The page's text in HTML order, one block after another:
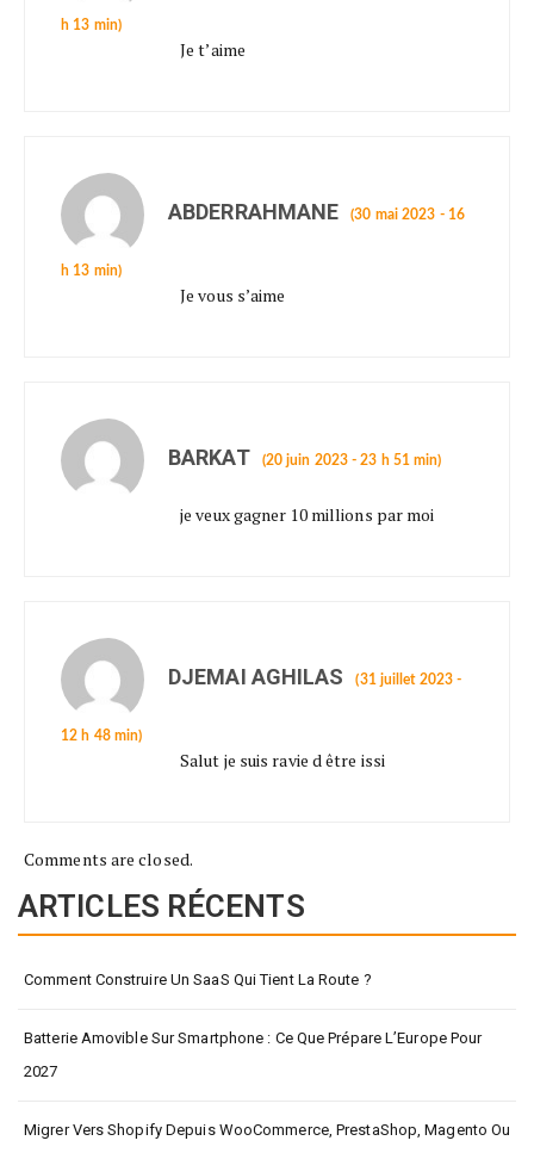
h 13 min)
Je t’aime
ABDERRAHMANE (30 mai 2023 - 16
h 13 min)
Je vous s’aime
BARKAT (20 juin 2023 - 23 h 51 min)
je veux gagner 10 millions par moi
DJEMAI AGHILAS (31 juillet 2023 -
12 h 48 min)
Salut je suis ravie d être issi
Comments are closed.
ARTICLES RÉCENTS
Comment Construire Un SaaS Qui Tient La Route ?
Batterie Amovible Sur Smartphone : Ce Que Prépare L’Europe Pour
2027
Migrer Vers Shopify Depuis WooCommerce, PrestaShop, Magento Ou